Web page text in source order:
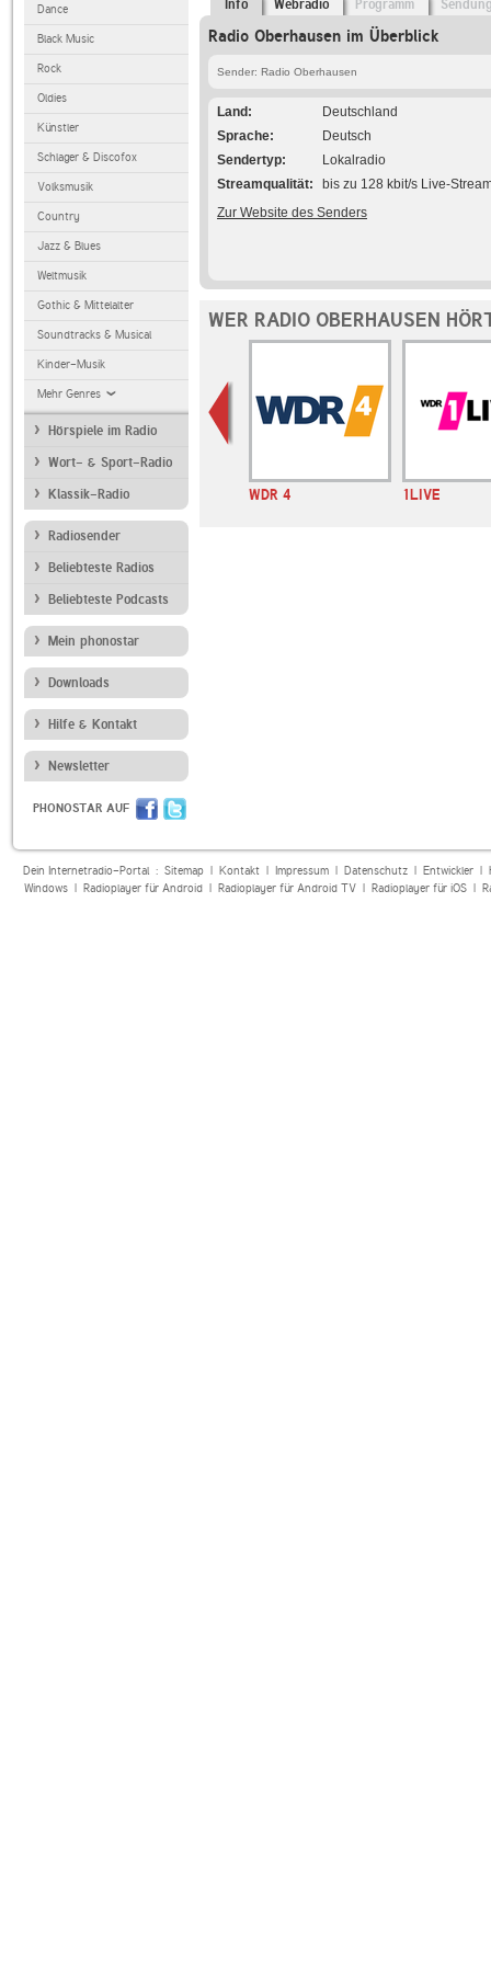
Dance
Black Music
Rock
Oldies
Künstler
Schlager & Discofox
Volksmusik
Country
Jazz & Blues
Weltmusik
Gothic & Mittelalter
Soundtracks & Musical
Kinder-Musik
Mehr Genres
Hörspiele im Radio
Wort- & Sport-Radio
Klassik-Radio
Radiosender
Beliebteste Radios
Beliebteste Podcasts
Mein phonostar
Downloads
Hilfe & Kontakt
Newsletter
PHONOSTAR AUF
Info Webradio Programm
Radio Oberhausen im Überblick
Sender: Radio Oberhausen
Land
Deutschland
Sprache
Deutsch
Sendertyp
Lokalradio
Streamqualität
bis zu 128 kbit/s Live-
Zur Website des Senders
WER RADIO OBERHAUSEN
FFH
Antenne
Niedersachsen
WDR 4 1LIVE
Dein Internetradio-Portal : Sitemap| Kontakt| Impressum| Datenschutz| Entwickler|
Windows| Radioplayer für Android| Radioplayer für Android TV| Radioplayer für iOS|